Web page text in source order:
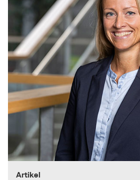
Artikel